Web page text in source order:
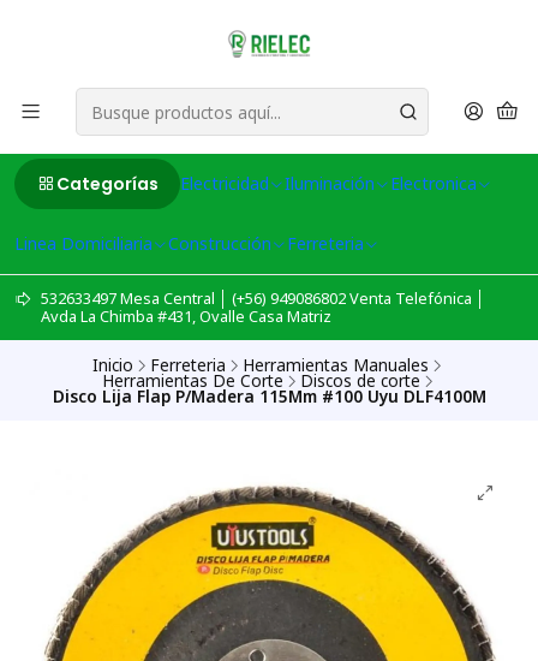
Categorías Electricidad Iluminación Electronica
Linea Domiciliaria Construcción Ferreteria
532633497 Mesa Central │ (+56) 949086802 Venta Telefónica │
Avda La Chimba #431, Ovalle Casa Matriz
Inicio Ferreteria Herramientas Manuales
Herramientas De Corte Discos de corte
Disco Lija Flap P/Madera 115Mm #100 Uyu DLF4100M